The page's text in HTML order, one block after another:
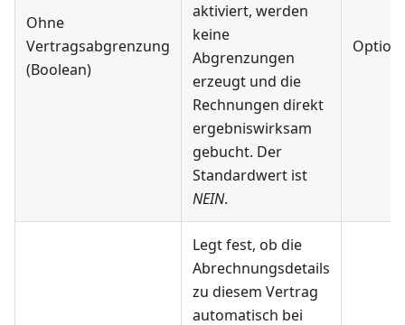
Ohne
Vertragsabgrenzung
(Boolean)
aktiviert, werden
keine
Abgrenzungen
erzeugt und die
Rechnungen direkt
ergebniswirksam
gebucht. Der
Standardwert ist
NEIN.
Legt fest, ob die
Abrechnungsdetails
zu diesem Vertrag
automatisch bei